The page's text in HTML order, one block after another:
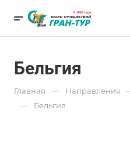
Бельгия
Главная — Направления
— Бельгия